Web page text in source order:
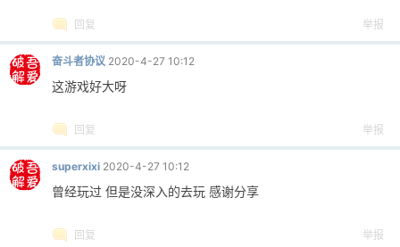
回复 举报
奋斗者协议 2020-4-27 10:12
这游戏好大呀
回复 举报
superxixi 2020-4-27 10:12
曾经玩过 但是没深入的去玩 感谢分享
回复 举报